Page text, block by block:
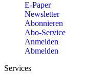
E-Paper
Newsletter
Abonnieren
Abo-Service
Anmelden
Abmelden
Services